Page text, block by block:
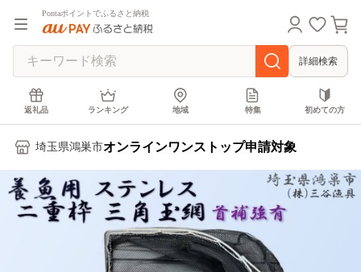
Pontaポイントでふるさと納税
詳細検索
返礼品 ランキング 地域 特集 初めての方
埼玉県鴻巣市オンラインワンストップ申請対象